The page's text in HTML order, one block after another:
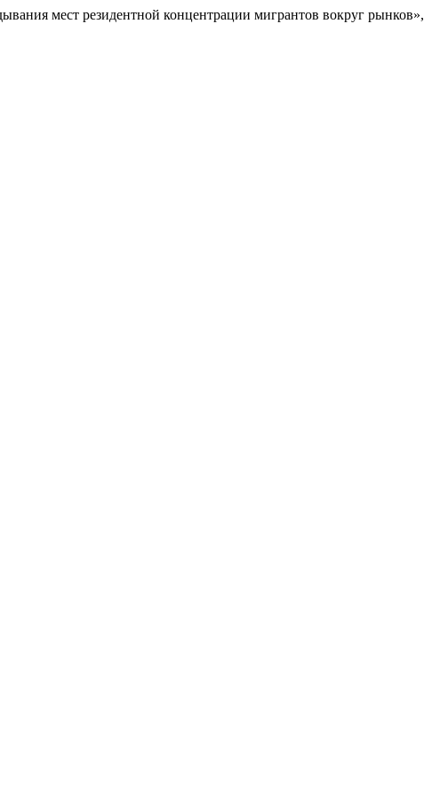
мест резидентной концентрации мигрантов вокруг рынков»,